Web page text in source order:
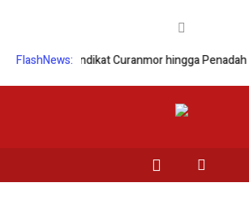
FlashNews:
Sindikat Curanmor hingga Penadah di